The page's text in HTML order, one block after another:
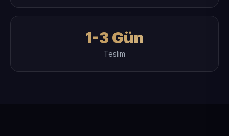
1-3 Gün
Teslim